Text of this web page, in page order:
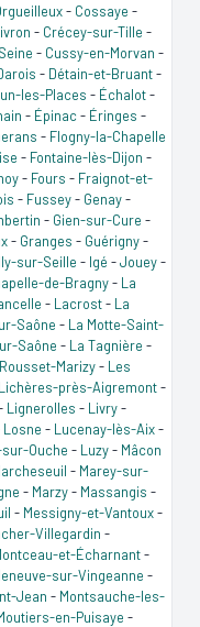
- Cossaye -
- Crécey-sur-Tille -
- Cussy-en-Morvan -
- Détain-et-Bruant-
les-Places - Échalot-
- Épinac - Éringes -
- Flogny-la-Chapelle
- Fontaine-lès-Dijon -
- Fours - Fraignot-et-
- Fussey- Genay-
- Gien-sur-Cure -
- Granges - Guérigny-
sur-Seille - Igé -Jouey-
de-Bragny- La
- Lacrost- La
Saône - La Motte-Saint-
Saône - La Tagnière -
Marizy- Les
Lichères-près-Aigremont-
Lignerolles - Livry-
Losne - Lucenay-lès-Aix-
Ouche - Luzy- Mâcon
- Marey-sur-
- Marzy- Massangis -
- Messigny-et-Vantoux-
Villegardin -
et-Écharnant-
sur-Vingeanne -
Jean - Montsauche-les-
en-Puisaye -